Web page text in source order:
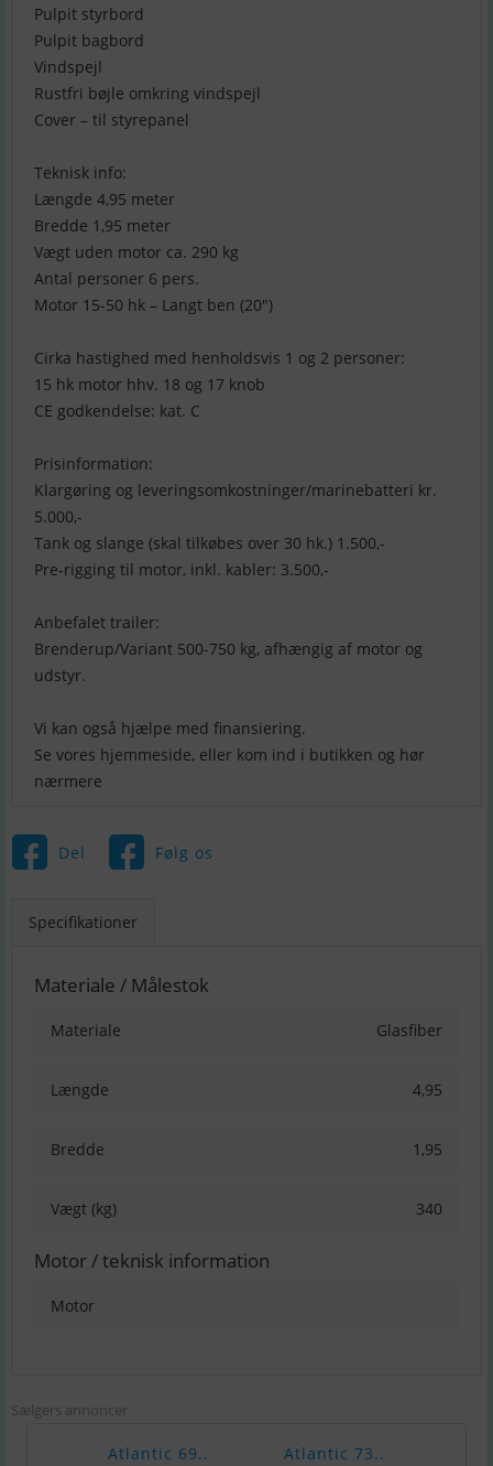
Pulpit styrbord
Pulpit bagbord
Vindspejl
Rustfri bøjle omkring vindspejl
Cover – til styrepanel
Teknisk info:
Længde 4,95 meter
Bredde 1,95 meter
Vægt uden motor ca. 290 kg
Antal personer 6 pers.
Motor 15-50 hk – Langt ben (20″)
Cirka hastighed med henholdsvis 1 og 2 personer:
15 hk motor hhv. 18 og 17 knob
CE godkendelse: kat. C
Prisinformation:
Klargøring og leveringsomkostninger/marinebatteri kr.
5.000,-
Tank og slange (skal tilkøbes over 30 hk.) 1.500,-
Pre-rigging til motor, inkl. kabler: 3.500,-
Anbefalet trailer:
Brenderup/Variant 500-750 kg, afhængig af motor og
udstyr.
Vi kan også hjælpe med finansiering.
Se vores hjemmeside, eller kom ind i butikken og hør
nærmere
Del Følg os
Specifikationer
Materiale / Målestok
Materiale Glasfiber
Længde 4,95
Bredde 1,95
Vægt (kg) 340
Motor / teknisk information
Motor
Sælgers annoncer
Atlantic 69.. Atlantic 73..